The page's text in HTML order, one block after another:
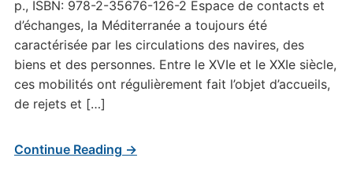
p., ISBN: 978-2-35676-126-2 Espace de contacts et
d’échanges, la Méditerranée a toujours été
caractérisée par les circulations des navires, des
biens et des personnes. Entre le XVIe et le XXIe siècle,
ces mobilités ont régulièrement fait l’objet d’accueils,
de rejets et […]
Continue Reading →